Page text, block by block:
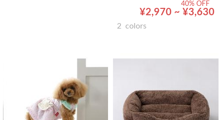
¥2,970 ~ ¥3,630
40% OFF
2 colors